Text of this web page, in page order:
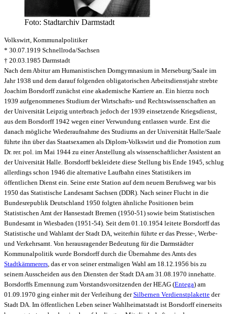
Foto: Stadtarchiv Darmstadt
Volkswirt, Kommunalpolitiker
* 30.07.1919 Schnellroda/Sachsen
† 20.03.1985 Darmstadt
Nach dem Abitur am Humanistischen Domgymnasium in Merseburg/Saale im
Jahr 1938 und dem darauf folgenden obligatorischen Arbeitsdienstjahr strebte
Joachim Borsdorff zunächst eine akademische Karriere an. Ein hierzu noch
1939 aufgenommenes Studium der Wirtschafts- und Rechtswissenschaften an
der Universität Leipzig unterbrach jedoch der 1939 einsetzende Kriegsdienst,
aus dem Borsdorff 1942 wegen einer Verwundung entlassen wurde. Erst die
danach mögliche Wiederaufnahme des Studiums an der Universität Halle/Saale
führte ihn über das Staatsexamen als Diplom-Volkswirt und die Promotion zum
Dr. rer. pol. im Mai 1944 zu einer Anstellung als wissenschaftlicher Assistent an
der Universität Halle. Borsdorff bekleidete diese Stellung bis Ende 1945, schlug
allerdings schon 1946 die alternative Laufbahn eines Statistikers im
öffentlichen Dienst ein. Seine erste Station auf dem neuem Berufsweg war bis
1950 das Statistische Landesamt Sachsen (DDR). Nach seiner Flucht in die
Bundesrepublik Deutschland 1950 folgten ähnliche Positionen beim
Statistischen Amt der Hansestadt Bremen (1950-51) sowie beim Statistischen
Bundesamt in Wiesbaden (1951-54). Seit dem 01.10.1954 leitete Borsdorff das
Statistische und Wahlamt der Stadt DA, weiterhin führte er das Presse-, Werbe-
und Verkehrsamt. Von herausragender Bedeutung für die Darmstädter
Kommunalpolitik wurde Borsdorff durch die Übernahme des Amts des
Stadtkämmerers , das er von seiner erstmaligen Wahl am 18.12.1956 bis zu
seinem Ausscheiden aus den Diensten der Stadt DA am 31.08.1970 innehatte.
Borsdorffs Ernennung zum Vorstandsvorsitzenden der HEAG (Entega) am
01.09.1970 ging einher mit der Verleihung derSilbernen Verdienstplakette der
Stadt DA. Im öffentlichen Leben seiner Wahlheimatstadt ist Borsdorff einerseits